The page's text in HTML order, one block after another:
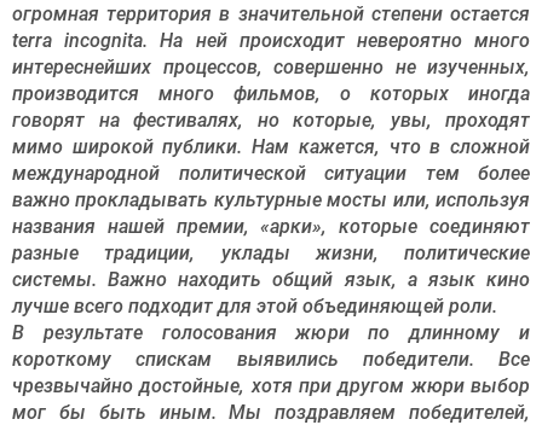
огромная территория в значительной степени остается
terra incognita. На ней происходит невероятно много
интереснейших процессов, совершенно не изученных,
производится много фильмов, о которых иногда
говорят на фестивалях, но которые, увы, проходят
мимо широкой публики. Нам кажется, что в сложной
международной политической ситуации тем более
важно прокладывать культурные мосты или, используя
названия нашей премии, «арки», которые соединяют
разные традиции, уклады жизни, политические
системы. Важно находить общий язык, а язык кино
лучше всего подходит для этой объединяющей роли.
В результате голосования жюри по длинному и
короткому спискам выявились победители. Все
чрезвычайно достойные, хотя при другом жюри выбор
мог бы быть иным. Мы поздравляем победителей,